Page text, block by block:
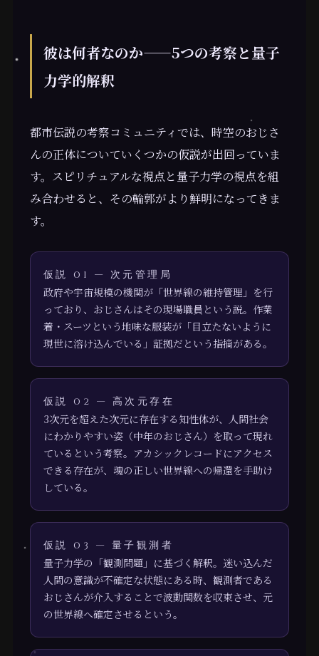
彼は何者なのか——5つの考察と量子
力学的解釈
都市伝説の考察コミュニティでは、時空のおじさ
んの正体についていくつかの仮説が出回っていま
す。スピリチュアルな視点と量子力学の視点を組
み合わせると、その輪郭がより鮮明になってきま
す。
仮説 01 — 次元管理局
政府や宇宙規模の機関が「世界線の維持管理」を行
っており、おじさんはその現場職員という説。作業
着・スーツという地味な服装が「目立たないように
現世に溶け込んでいる」証拠だという指摘がある。
仮説 02 — 高次元存在
3次元を超えた次元に存在する知性体が、人間社会
にわかりやすい姿（中年のおじさん）を取って現れ
ているという考察。アカシックレコードにアクセス
できる存在が、魂の正しい世界線への帰還を手助け
している。
仮説 03 — 量子観測者
量子力学の「観測問題」に基づく解釈。迷い込んだ
人間の意識が不確定な状態にある時、観測者である
おじさんが介入することで波動関数を収束させ、元
の世界線へ確定させるという。